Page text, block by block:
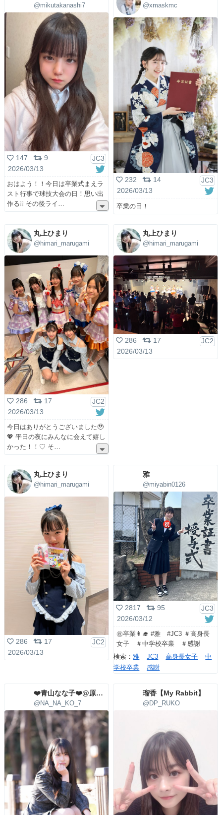
@mikutakanashi7
147 9
JC3
2026/03/13
おはよう！！今日は卒業式まえラ
スト行事で球技大会の日！思い出
作る❕❕ その後ライ
@xmaskmc
232 14
JC3
2026/03/13
卒業の日！
丸上ひまり
@himari_marugami
286 17
JC2
2026/03/13
今日はありがとうございました🥹
💖 平日の夜にみんなに会えて嬉し
かった！！♡ そ
丸上ひまり
@himari_marugami
286 17
JC2
2026/03/13
丸上ひまり
@himari_marugami
286 17
JC2
2026/03/13
雅
@miyabin0126
2817 95
JC3
2026/03/12
㊗️卒業👩‍🎓 #雅 #JC3 ＃高身長
女子 ＃中学校卒業 ＃感謝
検索：雅 JC3 高身長女子
中
学校卒業
感謝
❤️青山なな子❤️@原宿学園
@NA_NA_KO_7
瑠香【My Rabbit】
@DP_RUKO